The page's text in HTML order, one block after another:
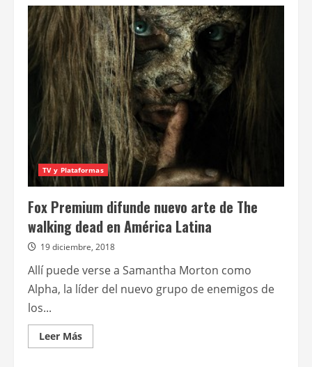
Recapitulación
de
The
walking
dead:
Adaptation
TV y Plataformas
Fox Premium difunde nuevo arte de The
walking dead en América Latina
19 diciembre, 2018
Allí puede verse a Samantha Morton como
Alpha, la líder del nuevo grupo de enemigos de
los...
Leer MásLeer
más